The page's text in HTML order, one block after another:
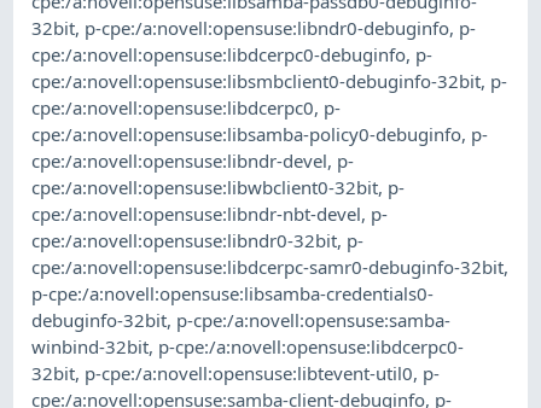
32bit, p-cpe:/a:novell:opensuse:libndr0-debuginfo, p-
cpe:/a:novell:opensuse:libdcerpc0-debuginfo, p-
cpe:/a:novell:opensuse:libsmbclient0-debuginfo-32bit, p-
cpe:/a:novell:opensuse:libdcerpc0, p-
cpe:/a:novell:opensuse:libsamba-policy0-debuginfo, p-
cpe:/a:novell:opensuse:libndr-devel, p-
cpe:/a:novell:opensuse:libwbclient0-32bit, p-
cpe:/a:novell:opensuse:libndr-nbt-devel, p-
cpe:/a:novell:opensuse:libndr0-32bit, p-
cpe:/a:novell:opensuse:libdcerpc-samr0-debuginfo-32bit,
p-cpe:/a:novell:opensuse:libsamba-credentials0-
debuginfo-32bit, p-cpe:/a:novell:opensuse:samba-
winbind-32bit, p-cpe:/a:novell:opensuse:libdcerpc0-
32bit, p-cpe:/a:novell:opensuse:libtevent-util0, p-
cpe:/a:novell:opensuse:samba-client-debuginfo, p-